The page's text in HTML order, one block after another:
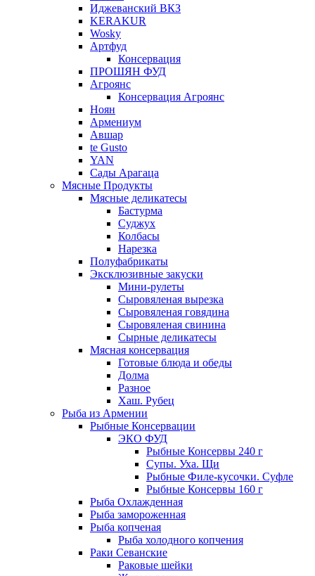
Иджеванский ВКЗ
KERAKUR
Wosky
Артфуд
Консервация
ПРОШЯН ФУД
Агроянс
Консервация Агроянс
Ноян
Армениум
Авшар
te Gusto
YAN
Сады Арагаца
Мясные Продукты
Мясные деликатесы
Бастурма
Суджух
Колбасы
Нарезка
Полуфабрикаты
Эксклюзивные закуски
Мини-рулеты
Сыровяленая вырезка
Сыровяленая говядина
Сыровяленая свинина
Сырные деликатесы
Мясная консервация
Готовые блюда и обеды
Долма
Разное
Хаш. Рубец
Рыба из Армении
Рыбные Консервации
ЭКО ФУД
Рыбные Консервы 240 г
Супы. Уха. Щи
Рыбные Филе-кусочки. Суфле
Рыбные Консервы 160 г
Рыба Охлажденная
Рыба замороженная
Рыба копченая
Рыба холодного копчения
Раки Севанские
Раковые шейки